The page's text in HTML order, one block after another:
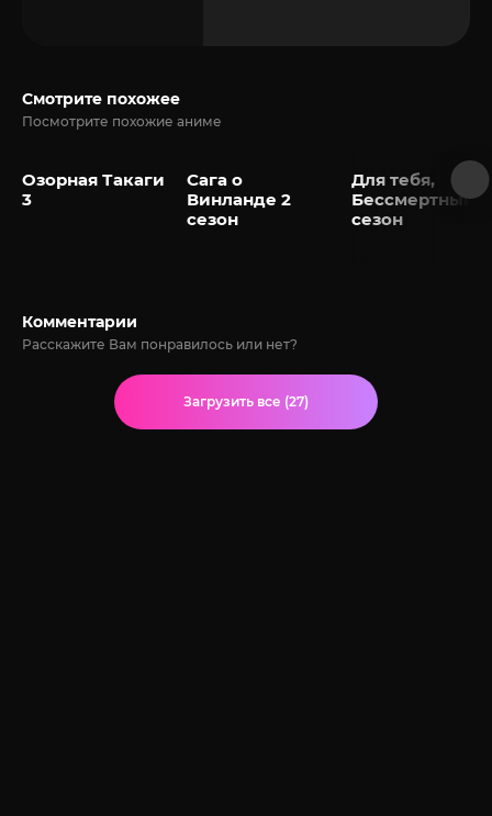
Смотрите похожее
Посмотрите похожие аниме
Озорная Такаги
3
Сага о
Винланде 2
сезон
Для тебя,
Бессмертный 2
сезон
Комментарии
Расскажите Вам понравилось или нет?
Загрузить все (27)